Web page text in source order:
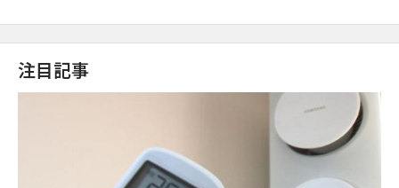
注目記事